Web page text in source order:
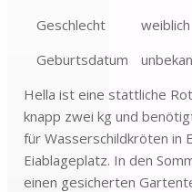
Geschlecht
weiblich
Geburtsdatum
Hella ist eine stattliche
knapp zwei kg und
für Wasserschildkröten in
Eiablageplatz. In den
einen gesicherten